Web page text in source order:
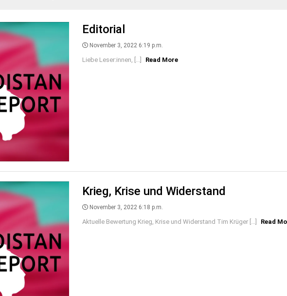
Editorial
November 3, 2022 6:19 p.m.
Liebe Leser:innen, [...] Read More
Krieg, Krise und Widerstand
November 3, 2022 6:18 p.m.
Aktuelle Bewertung Krieg, Krise und Widerstand Tim Krüger [...] Read